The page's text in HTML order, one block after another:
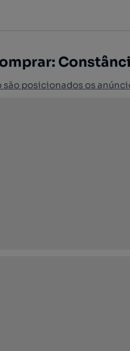
são posicionados os